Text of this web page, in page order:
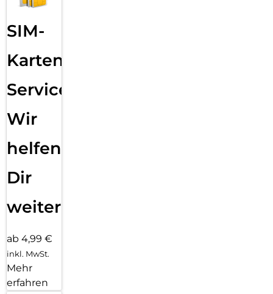
SIM-
Karten
Service:
Wir
helfen
Dir
weiter
ab 4,99 €
inkl. MwSt.
Mehr
erfahren